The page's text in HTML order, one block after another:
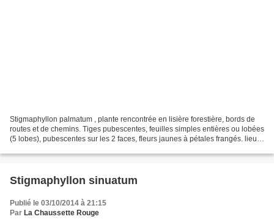
Stigmaphyllon palmatum , plante rencontrée en lisière forestière, bords de
routes et de chemins. Tiges pubescentes, feuilles simples entières ou lobées
(5 lobes), pubescentes sur les 2 faces, fleurs jaunes à pétales frangés. lieu :
Stigmaphyllon sinuatum
Publié le 03/10/2014 à 21:15
Par La Chaussette Rouge